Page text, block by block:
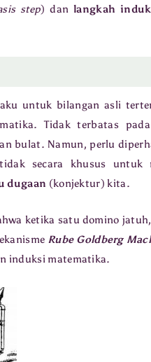
step) danlangkah
untuk bilangan asli
Tidak terbatas
bulat. Namun, perlu
secara khusus untuk
dugaan (konjektur) kita.
ketika satu domino
Rube Goldberg
induksi matematika.